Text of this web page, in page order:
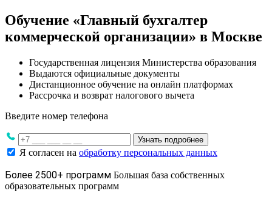
Обучение «Главный бухгалтер
коммерческой организации» в Москве
Государственная лицензия Министерства образования
Выдаются официальные документы
Дистанционное обучение на онлайн платформах
Рассрочка и возврат налогового вычета
Введите номер телефона
Узнать подробнее
Я согласен на обработку персональных данных
Более 2500+ программ Большая база собственных
образовательных программ